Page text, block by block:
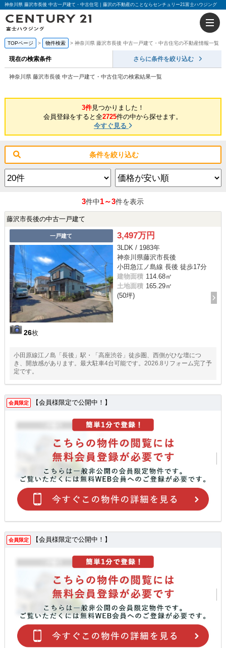
神奈川県 藤沢市長後 中古一戸建て・中古住宅｜藤沢の不動産のことならセンチュリー21富士ハウジング
TOPページ 物件検索 神奈川県 藤沢市長後 中古一戸建て・中古住宅の不動産情報一覧
現在の検索条件 さらに条件を絞り込む
神奈川県 藤沢市長後 中古一戸建て・中古住宅の検索結果一覧
3件見つかりました！
会員登録をすると全2725件の中から探せます。
今すぐ見る
条件を絞り込む
3件中1～3件を表示
藤沢市長後の中古一戸建て
一戸建て
26枚
3,497万円
3LDK / 1983年
神奈川県藤沢市長後
小田急江ノ島線 長後 徒歩17分
建物面積 114.68㎡
土地面積 165.29㎡
(50坪)
小田原線江ノ島「長後」駅・「高座渋谷」徒歩圏、西側がひな壇につ
き、開放感があります。最大駐車4台可能です。2026.8リフォーム完了予
定です。
会員限定 【会員様限定で公開中！】
会員限定 【会員様限定で公開中！】